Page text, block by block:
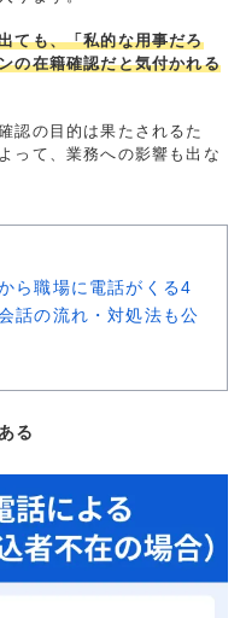
ても、「私的な用事だろ
の在籍確認だと気付かれる
認の目的は果たされるた
って、業務への影響も出な
ら職場に電話がくる4
話の流れ・対処法も公
る